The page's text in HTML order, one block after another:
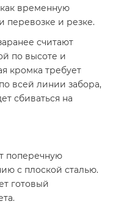
временную
перевозке и резке.
считают
по высоте и
кромка требует
всей линии забора,
сбиваться на
поперечную
с плоской сталью.
готовый